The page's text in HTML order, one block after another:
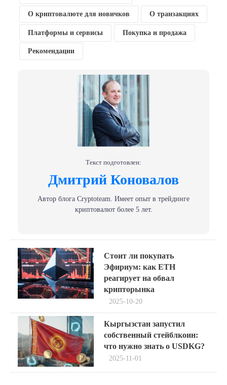
О криптовалюте для новичков О транзакциях
Платформы и сервисы Покупка и продажа
Рекомендации
Текст подготовлен:
Дмитрий Коновалов
Автор блога Сryptoteam. Имеет опыт в трейдинге
криптовалют более 5 лет.
Навигация
по
записям
post:
Стоит ли покупать
Эфириум: как ETH
реагирует на обвал
крипторынка
2025-10-20
post:
Кыргызстан запустил
собственный стейблкоин:
что нужно знать о USDKG?
2025-11-01